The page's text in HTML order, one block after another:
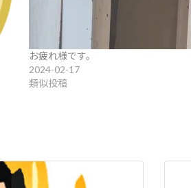
お疲れ様です。
2024-02-17
類似投稿